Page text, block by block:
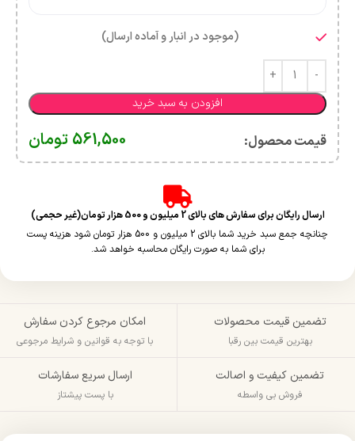
(موجود در انبار و آماده ارسال)
افزودن به سبد خرید
قیمت محصول:​ 561,500 تومان
ارسال رایگان برای سفارش های بالای 2 میلیون و 500 هزار تومان(غیر حجمی)
چنانچه جمع سبد خرید شما بالای 2 میلیون و 500 هزار تومان شود هزینه پست
برای شما به صورت رایگان محاسبه خواهد شد.
تضمین قیمت محصولات
بهترین قیمت بین رقبا
امکان مرجوع کردن سفارش
با توجه به قوانین و شرایط مرجوعی
تضمین کیفیت و اصالت
فروش بی واسطه
ارسال سریع سفارشات
با پست پیشتاز